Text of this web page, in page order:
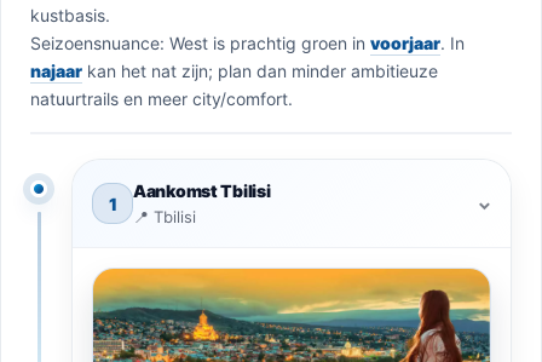
kustbasis.
Seizoensnuance: West is prachtig groen in voorjaar. In
najaar kan het nat zijn; plan dan minder ambitieuze
natuurtrails en meer city/comfort.
1
Aankomst Tbilisi
📍 Tbilisi
⌃